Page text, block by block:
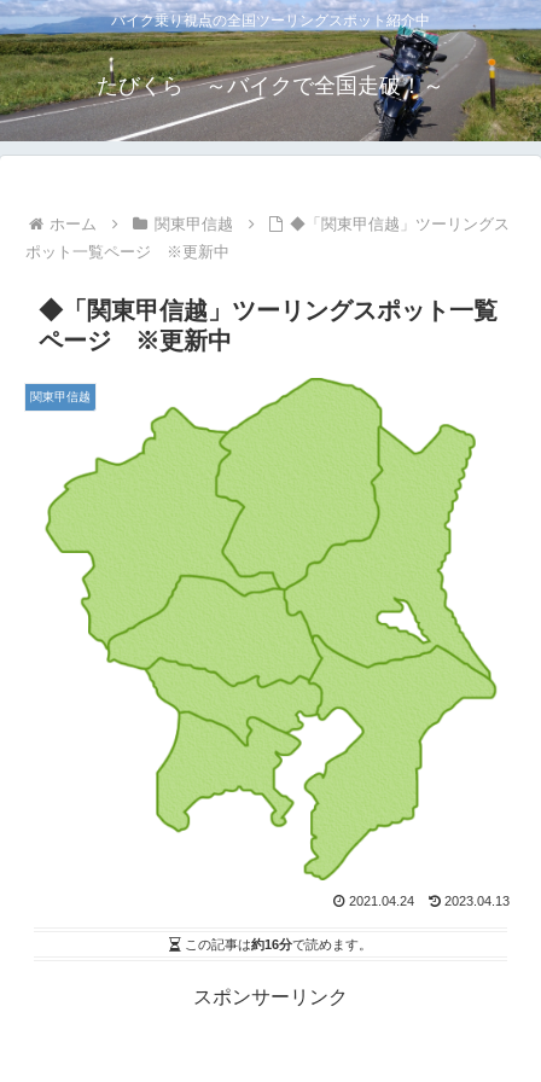
バイク乗り視点の全国ツーリングスポット紹介中
たびくら ～バイクで全国走破！～
ホーム 関東甲信越
◆「関東甲信越」ツーリングス
ポット一覧ページ ※更新中
◆「関東甲信越」ツーリングスポット一覧
ページ ※更新中
関東甲信越
2021.04.24 2023.04.13
この記事は約16分で読めます。
スポンサーリンク